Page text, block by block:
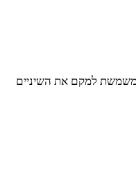
משמשת למקם את השיניים